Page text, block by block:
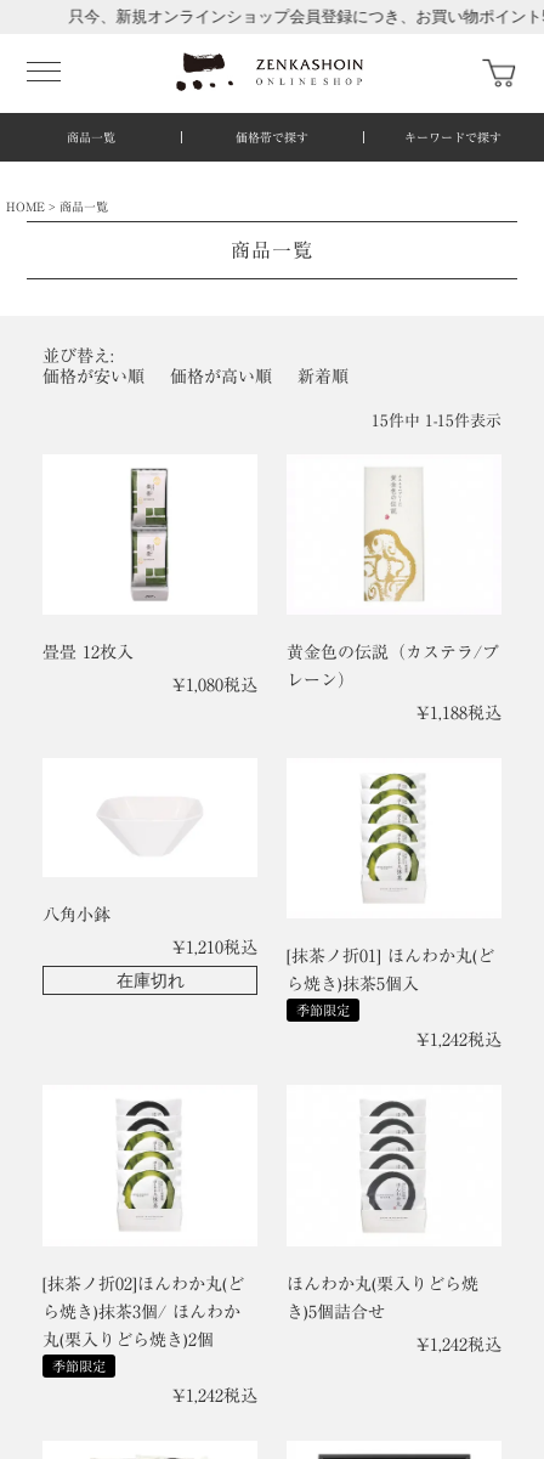
只今、新規オンラインショップ会員登録につき、お買い物ポイント
商品一覧 価格帯で探す キーワードで探す
HOME 商品一覧
商品一覧
並び替え
価格が安い順
価格が高い順 新着順
15件中 1 -15件表示
畳畳 12枚入
¥1,080税込
黄金色の伝説（カステラ/プ
レーン）
¥1,188税込
八角小鉢
¥1,210税込
在庫切れ
[抹茶ノ折01] ほんわか丸(ど
ら焼き)抹茶5個入
季節限定
¥1,242税込
[抹茶ノ折02]ほんわか丸(ど
ら焼き)抹茶3個/ ほんわか
丸(栗入りどら焼き)2個
季節限定
¥1,242税込
ほんわか丸(栗入りどら焼
き)5個詰合せ
¥1,242税込